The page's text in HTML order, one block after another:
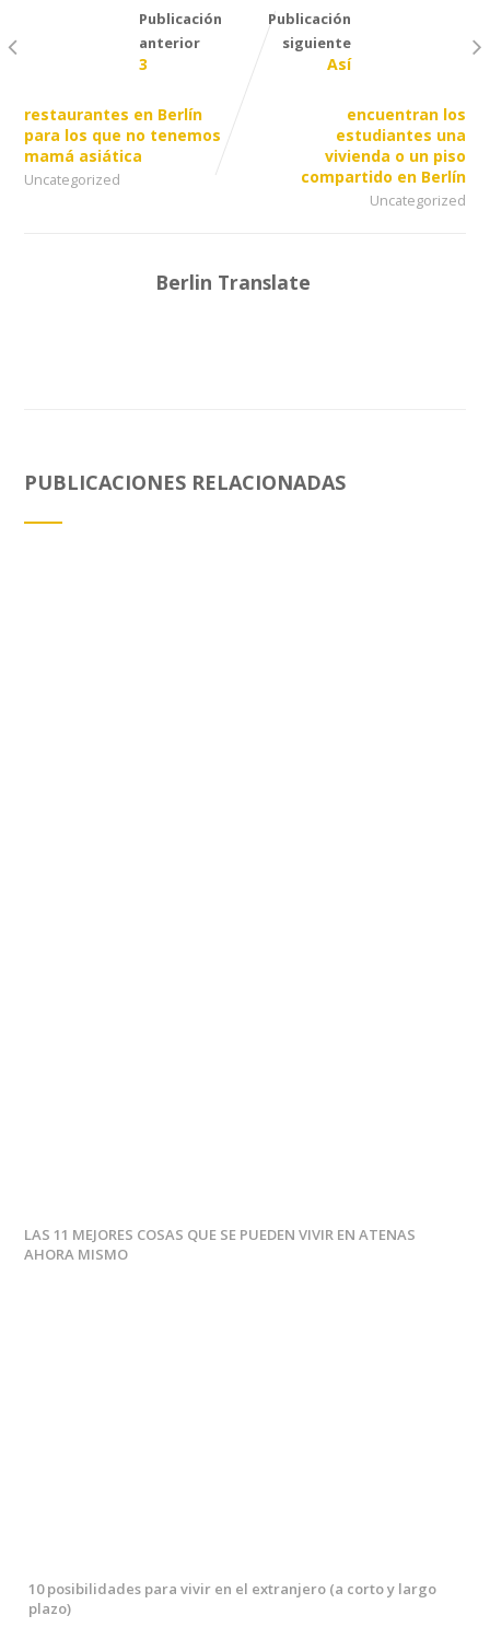
Publicación
anterior
3
restaurantes en Berlín
para los que no tenemos
mamá asiática
Uncategorized
Publicación
siguiente
Así
encuentran los
estudiantes una
vivienda o un piso
compartido en Berlín
Uncategorized
Berlin Translate
PUBLICACIONES RELACIONADAS
LAS 11 MEJORES COSAS QUE SE PUEDEN VIVIR EN ATENAS
AHORA MISMO
10 posibilidades para vivir en el extranjero (a corto y largo
plazo)